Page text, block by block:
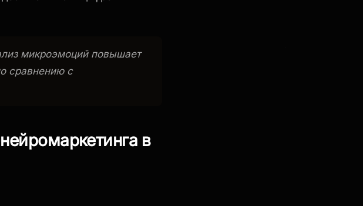
микроэмоций повышает
сравнению с
в